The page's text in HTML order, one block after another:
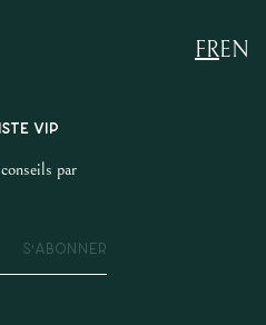
EN
FR
VIP
par
S'ABONNER